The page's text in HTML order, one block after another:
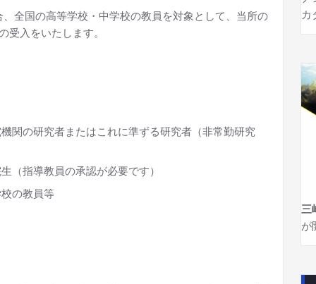
全国の高等学校・中学校の教員を対象として、当所の
受入をいたします。
関の研究者またはこれに準ずる研究者（非常勤研究
（指導教員の承認が必要です）
の教員等
カ
三
が